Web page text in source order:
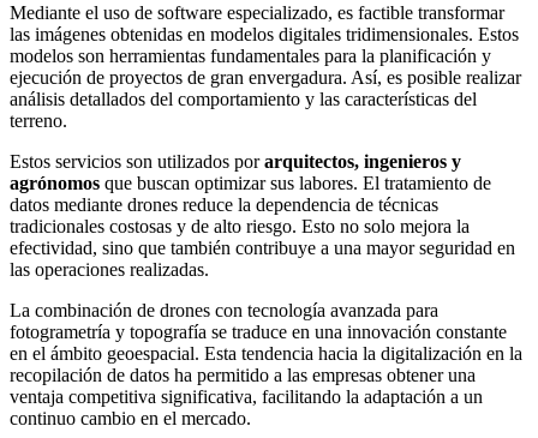
Mediante el uso de software especializado, es factible transformar
las imágenes obtenidas en modelos digitales tridimensionales. Estos
modelos son herramientas fundamentales para la planificación y
ejecución de proyectos de gran envergadura. Así, es posible realizar
análisis detallados del comportamiento y las características del
terreno.
Estos servicios son utilizados porarquitectos, ingenieros y
agrónomos que buscan optimizar sus labores. El tratamiento de
datos mediante drones reduce la dependencia de técnicas
tradicionales costosas y de alto riesgo. Esto no solo mejora la
efectividad, sino que también contribuye a una mayor seguridad en
las operaciones realizadas.
La combinación de drones con tecnología avanzada para
fotogrametría y topografía se traduce en una innovación constante
en el ámbito geoespacial. Esta tendencia hacia la digitalización en la
recopilación de datos ha permitido a las empresas obtener una
ventaja competitiva significativa, facilitando la adaptación a un
continuo cambio en el mercado.